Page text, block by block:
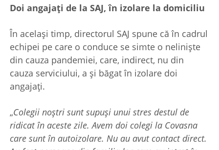
Doi angajați de la SAJ, în izolare la domiciliu
În același timp, directorul SAJ spune că în cadrul
echipei pe care o conduce se simte o neliniște
din cauza pandemiei, care, indirect, nu din
cauza serviciului, a și băgat în izolare doi
angajați.
„Colegii noștri sunt supuși unui stres destul de
ridicat în aceste zile. Avem doi colegi la Covasna
care sunt în autoizolare. Nu au avut contact direct.